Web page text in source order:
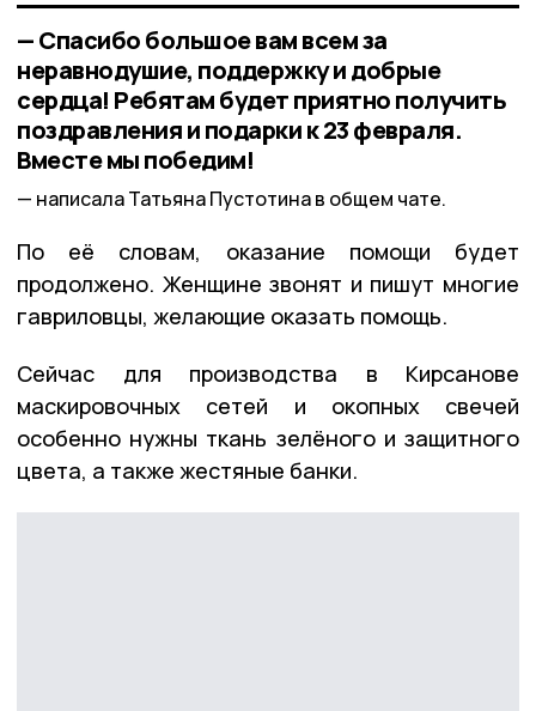
— Спасибо большое вам всем за
неравнодушие, поддержку и добрые
сердца! Ребятам будет приятно получить
поздравления и подарки к 23 февраля.
Вместе мы победим!
написала Татьяна Пустотина в общем чате.
По её словам, оказание помощи будет
продолжено. Женщине звонят и пишут многие
гавриловцы, желающие оказать помощь.
Сейчас для производства в Кирсанове
маскировочных сетей и окопных свечей
особенно нужны ткань зелёного и защитного
цвета, а также жестяные банки.